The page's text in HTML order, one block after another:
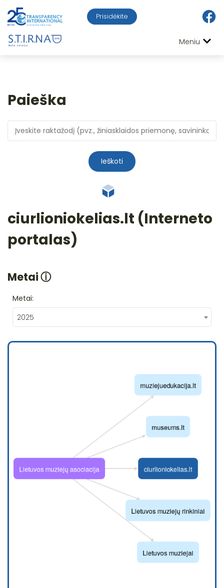
Prisidėkite
Meniu
Paieška
Ieškoti
ciurlioniokelias.lt (Interneto
portalas)
Metaiⓘ
Metai:
2025